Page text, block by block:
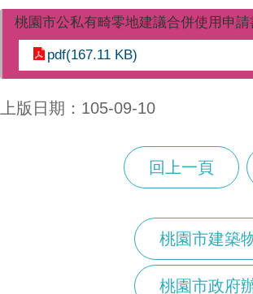
桃園市公私有畸零地建議合併使用申
pdf(167.11 KB)
上版日期：105-09-10
回上一頁
桃園市建築
桃園市政府